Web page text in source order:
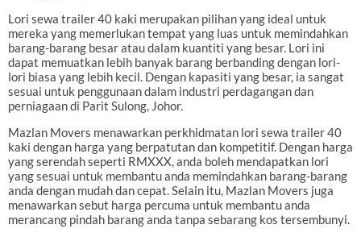
Lori sewa trailer 40 kaki merupakan pilihan yang ideal untuk
mereka yang memerlukan tempat yang luas untuk memindahkan
barang-barang besar atau dalam kuantiti yang besar. Lori ini
dapat memuatkan lebih banyak barang berbanding dengan lori-
lori biasa yang lebih kecil. Dengan kapasiti yang besar, ia sangat
sesuai untuk penggunaan dalam industri perdagangan dan
perniagaan di Parit Sulong, Johor.
Mazlan Movers menawarkan perkhidmatan lori sewa trailer 40
kaki dengan harga yang berpatutan dan kompetitif. Dengan harga
yang serendah seperti RMXXX, anda boleh mendapatkan lori
yang sesuai untuk membantu anda memindahkan barang-barang
anda dengan mudah dan cepat. Selain itu, Mazlan Movers juga
menawarkan sebut harga percuma untuk membantu anda
merancang pindah barang anda tanpa sebarang kos tersembunyi.